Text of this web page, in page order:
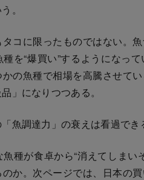
。
コに限ったものではない。
を“爆買い”するようになっ
の魚種で相場を高騰させて
」になりつつある。
魚調達力」の衰えは看過でき
種が食卓から“消えてしまい
か。次ページでは、日本の